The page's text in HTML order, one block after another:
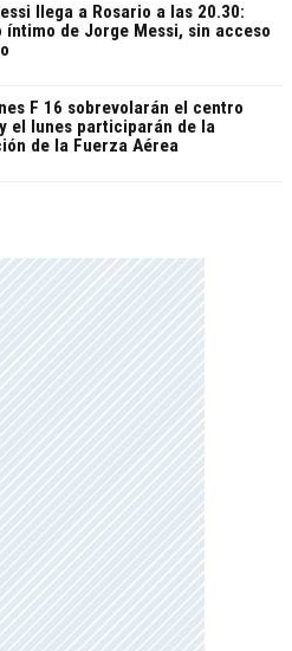
llega a Rosario a las 20.30:
íntimo de Jorge Messi, sin acceso
F 16 sobrevolarán el centro
el lunes participarán de la
de la Fuerza Aérea